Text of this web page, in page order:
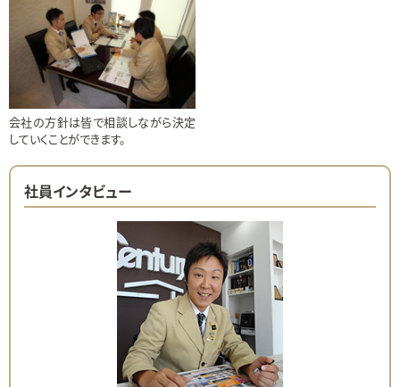
会社の方針は皆で相談しながら決定
していくことができます。
社員インタビュー